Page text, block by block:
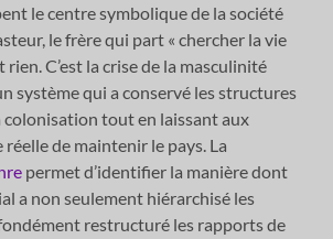
le centre symbolique de la société
le frère qui part « chercher la vie
rien. C’est la crise de la masculinité
système qui a conservé les structures
colonisation tout en laissant aux
réelle de maintenir le pays. La
permet d’identifier la manière dont
a non seulement hiérarchisé les
restructuré les rapports de